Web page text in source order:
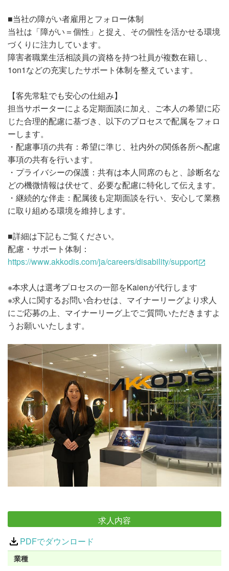
■当社の障がい者雇用とフォロー体制
当社は「障がい＝個性」と捉え、その個性を活かせる環境
づくりに注力しています。
障害者職業生活相談員の資格を持つ社員が複数在籍し、
1on1などの充実したサポート体制を整えています。
【客先常駐でも安心の仕組み】
担当サポーターによる定期面談に加え、ご本人の希望に応
じた合理的配慮に基づき、以下のプロセスで配属をフォロ
ーします。
・配慮事項の共有：希望に準じ、社内外の関係各所へ配慮
事項の共有を行います。
・プライバシーの保護：共有は本人同席のもと、診断名な
どの機微情報は伏せて、必要な配慮に特化して伝えます。
・継続的な伴走：配属後も定期面談を行い、安心して業務
に取り組める環境を維持します。
■詳細は下記もご覧ください。
配慮・サポート体制：
https://www.akkodis.com/ja/careers/disability/support
※本求人は選考プロセスの一部をKaienが代行します
※求人に関するお問い合わせは、マイナーリーグより求人
にご応募の上、マイナーリーグ上でご質問いただきますよ
うお願いいたします。
求人内容
PDFでダウンロード
業種